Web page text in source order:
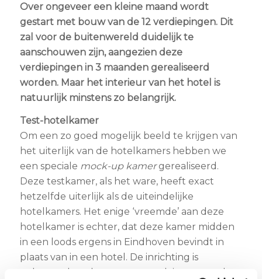
Over ongeveer een kleine maand wordt
gestart met bouw van de 12 verdiepingen. Dit
zal voor de buitenwereld duidelijk te
aanschouwen zijn, aangezien deze
verdiepingen in 3 maanden gerealiseerd
worden. Maar het interieur van het hotel is
natuurlijk minstens zo belangrijk.
Test-hotelkamer
Om een zo goed mogelijk beeld te krijgen van
het uiterlijk van de hotelkamers hebben we
een speciale mock-up kamergerealiseerd.
Deze testkamer, als het ware, heeft exact
hetzelfde uiterlijk als de uiteindelijke
hotelkamers. Het enige ‘vreemde’ aan deze
hotelkamer is echter, dat deze kamer midden
in een loods ergens in Eindhoven bevindt in
plaats van in een hotel. De inrichting is
gebaseerd op de wensen en adviezen van de